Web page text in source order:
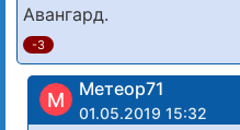
Авангард.
-3
М Метеор71
01.05.2019 15:32